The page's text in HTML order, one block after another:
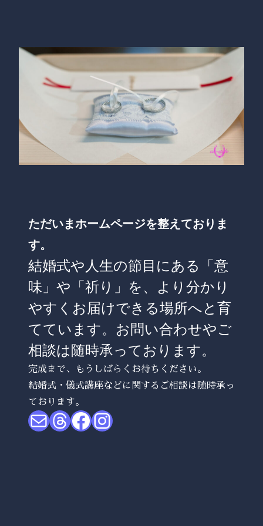
ただいまホームページを整えておりま
す。
結婚式や人生の節目にある「意
味」や「祈り」を、より分かり
やすくお届けできる場所へと育
てています。お問い合わせやご
相談は随時承っております。
完成まで、もうしばらくお待ちください。
結婚式・儀式講座などに関するご相談は随時承っ
ております。
メールThreads
Facebook
Instagram